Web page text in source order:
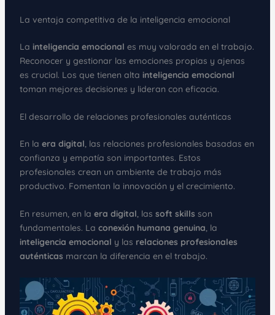
La ventaja competitiva de la inteligencia emocional
La inteligencia emocional es muy valorada en el trabajo.
Reconocer y gestionar las emociones propias y ajenas
es crucial. Los que tienen alta inteligencia emocional
toman mejores decisiones y lideran con eficacia.
El desarrollo de relaciones profesionales auténticas
En la era digital, las relaciones profesionales basadas en
confianza y empatía son importantes. Estos
profesionales crean un ambiente de trabajo más
productivo. Fomentan la innovación y el crecimiento.
En resumen, en la era digital, las soft skills son
fundamentales. La conexión humana genuina, la
inteligencia emocional y las relaciones profesionales
auténticas marcan la diferencia en el trabajo.